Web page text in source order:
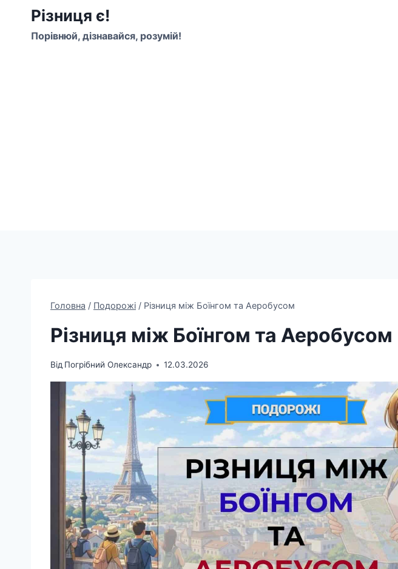
Перейти
вмісту
Різниця є!
Порівнюй, дізнавайся, розумій!
Головна / Подорожі / Різниця між Боїнгом та Аеробусом
Різниця між Боїнгом та Аеробусом
Від Погрібний Олександр 12.03.2026